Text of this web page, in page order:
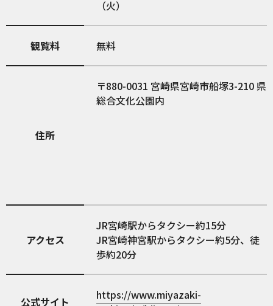
（火）
観覧料 無料
住所
880-0031 宮崎県宮崎市船塚3-210 県
総合文化公園内
アクセス
JR宮崎駅からタクシー約15分
JR宮崎神宮駅からタクシー約5分、徒
歩約20分
公式サイト
https://www.miyazaki-